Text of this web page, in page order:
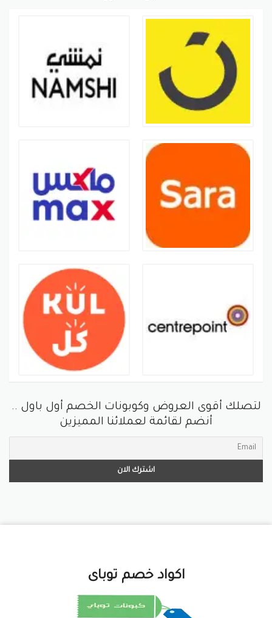
لتصلك أقوى العروض وكوبونات الخصم أول باول ..
أنضم لقائمة لعملائنا المميزين
اكواد خصم توباى